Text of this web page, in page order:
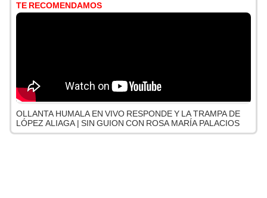
TE RECOMENDAMOS
OLLANTA HUMALA EN VIVO RESPONDE Y LA TRAMPA DE
LÓPEZ ALIAGA | SIN GUION CON ROSA MARÍA PALACIOS